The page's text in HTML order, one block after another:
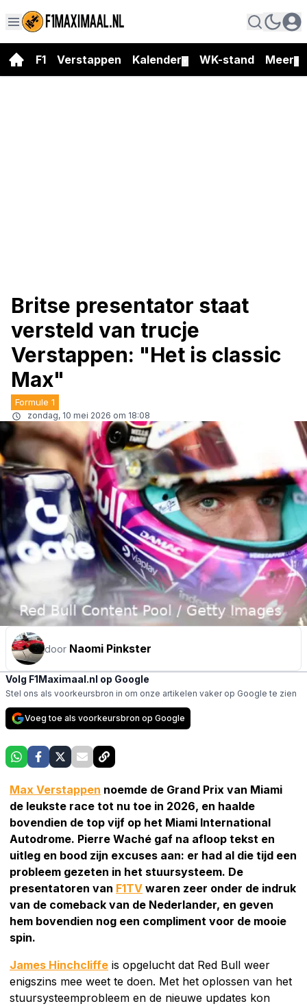
F1 Verstappen Kalender WK-stand Meer
Britse presentator staat
versteld van trucje
Verstappen: "Het is classic
Max"
Formule 1
zondag, 10 mei 2026 om 18:08
door Naomi Pinkster
Volg F1Maximaal.nl op Google
Stel ons als voorkeursbron in om onze artikelen vaker op Google te zien
Voeg toe als voorkeursbron op Google
Max Verstappen noemde de Grand Prix van Miami
de leukste race tot nu toe in 2026, en haalde
bovendien de top vijf op het Miami International
Autodrome. Pierre Waché gaf na afloop tekst en
uitleg en bood zijn excuses aan: er had al die tijd een
probleem gezeten in het stuursysteem. De
presentatoren van F1TV waren zeer onder de indruk
van de comeback van de Nederlander, en geven
hem bovendien nog een compliment voor de mooie
spin.
James Hinchcliffe is opgelucht dat Red Bull weer
enigszins mee weet te doen. Met het oplossen van het
stuursysteemprobleem en de nieuwe updates kon